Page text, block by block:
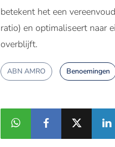
betekent het een
ratio) en optimaliseert naar
overblijft.
ABN AMRO Benoemingen